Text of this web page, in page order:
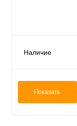
Наличие
Показать